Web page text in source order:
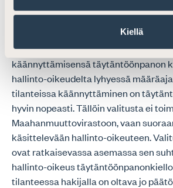
Kiellä
kuitenkin kiinnitettävä erityistä
niin sanotuissa nopeutetuissa
ratkaistuissa turvapaikka-asioissa
käännyttämisensä täytäntöönpanon
hallinto-oikeudelta lyhyessä
tilanteissa käännyttäminen on
hyvin nopeasti. Tällöin valitusta ei
Maahanmuuttovirastoon, vaan
käsittelevään hallinto-oikeuteen.
ovat ratkaisevassa asemassa sen
hallinto-oikeus
tilanteessa hakijalla on oltava jo